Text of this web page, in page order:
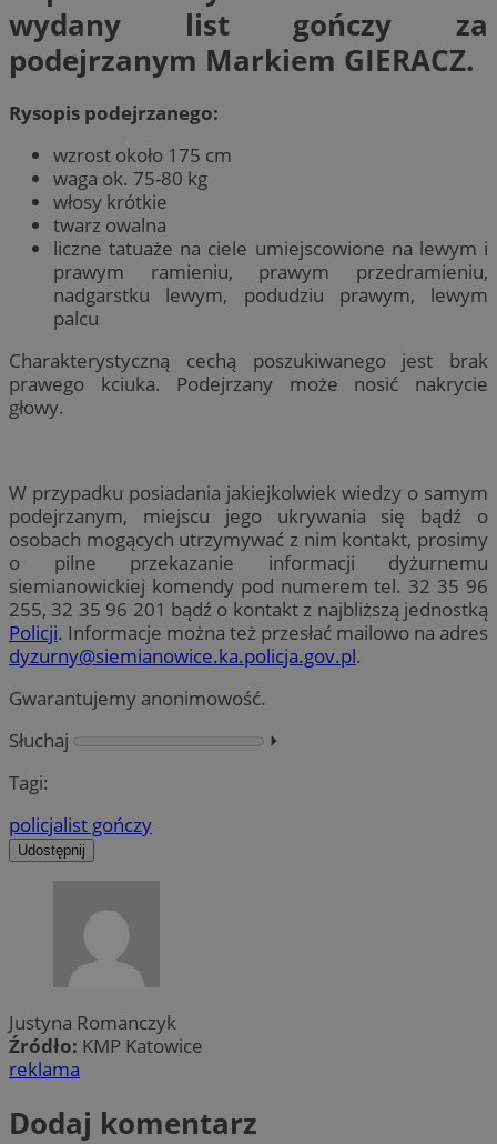
wydany list gończy za
podejrzanym Markiem GIERACZ.
Rysopis podejrzanego:
wzrost około 175 cm
waga ok. 75-80 kg
włosy krótkie
twarz owalna
liczne tatuaże na ciele umiejscowione na lewym i
prawym ramieniu, prawym przedramieniu,
nadgarstku lewym, podudziu prawym, lewym
palcu
Charakterystyczną cechą poszukiwanego jest brak
prawego kciuka. Podejrzany może nosić nakrycie
głowy.
W przypadku posiadania jakiejkolwiek wiedzy o samym
podejrzanym, miejscu jego ukrywania się bądź o
osobach mogących utrzymywać z nim kontakt, prosimy
o pilne przekazanie informacji dyżurnemu
siemianowickiej komendy pod numerem tel. 32 35 96
255, 32 35 96 201 bądź o kontakt z najbliższą jednostką
Policji. Informacje można też przesłać mailowo na adres
dyzurny@siemianowice.ka.policja.gov.pl.
Gwarantujemy anonimowość.
Słuchaj
⏵︎
Tagi:
policjalist gończy
Udostępnij
Justyna Romanczyk
Źródło: KMP Katowice
reklama
Dodaj komentarz